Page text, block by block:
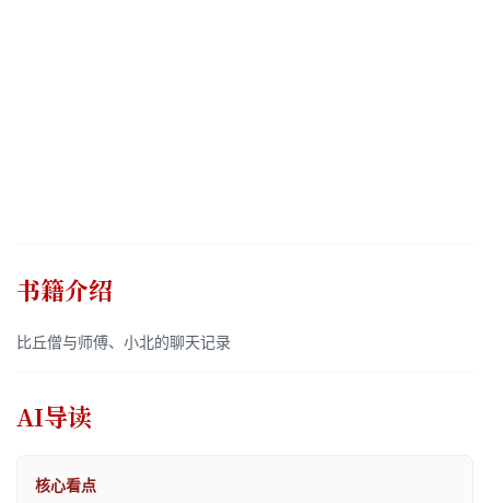
书籍介绍
比丘僧与师傅、小北的聊天记录
AI导读
核心看点